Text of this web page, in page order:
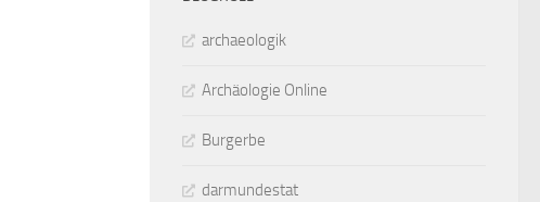
archaeologik
Archäologie Online
Burgerbe
darmundestat